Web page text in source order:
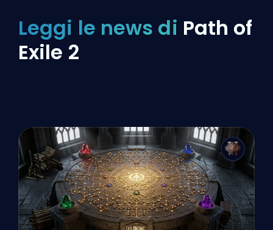
Leggi le news di Path of
Exile 2